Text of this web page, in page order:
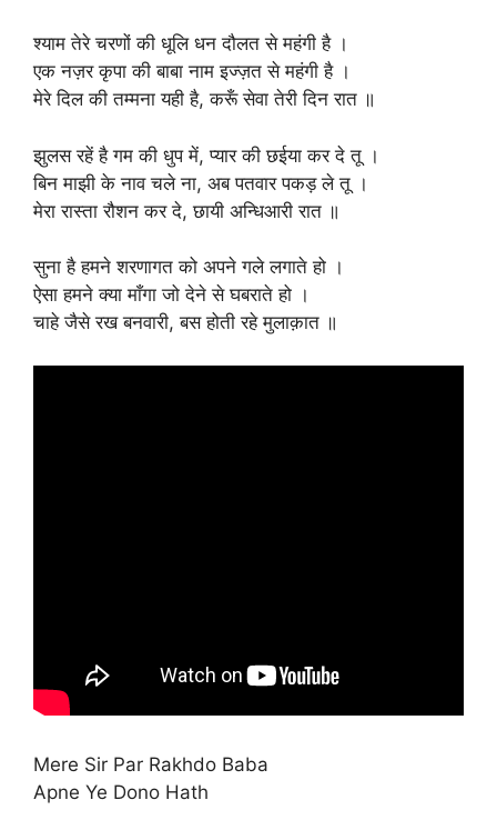
श्याम तेरे चरणों की धूलि धन दौलत से महंगी है ।
एक नज़र कृपा की बाबा नाम इज्ज़त से महंगी है ।
मेरे दिल की तम्मना यही है, करूँ सेवा तेरी दिन रात ॥
झुलस रहें है गम की धुप में, प्यार की छईया कर दे तू ।
बिन माझी के नाव चले ना, अब पतवार पकड़ ले तू ।
मेरा रास्ता रौशन कर दे, छायी अन्धिआरी रात ॥
सुना है हमने शरणागत को अपने गले लगाते हो ।
ऐसा हमने क्या माँगा जो देने से घबराते हो ।
चाहे जैसे रख बनवारी, बस होती रहे मुलाक़ात ॥
Mere Sir Par Rakhdo Baba
Apne Ye Dono Hath